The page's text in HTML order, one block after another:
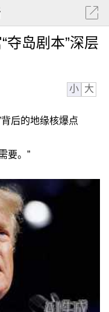
夺岛剧本”深层
小 大
后的地缘核爆点
要。”